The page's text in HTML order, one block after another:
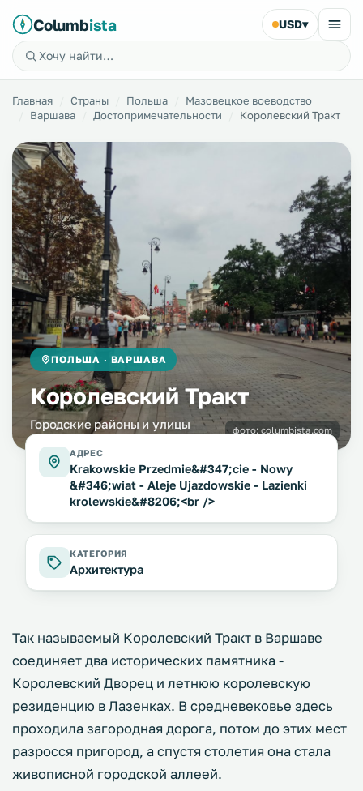
Columbista USD▾
Главная Страны Польша
Мазовецкое воеводство
Варшава
Достопримечательности Королевский Тракт
ПОЛЬША · ВАРШАВА
Королевский Тракт
Городские районы и улицы фото: columbista.com
АДРЕС
Krakowskie Przedmie&#347;cie - Nowy
&#346;wiat - Aleje Ujazdowskie - Lazienki
krolewskie&#8206;<br />
КАТЕГОРИЯ
Архитектура
Так называемый Королевский Тракт в Варшаве
соединяет два исторических памятника -
Королевский Дворец и летнюю королевскую
резиденцию в Лазенках. В средневековье здесь
проходила загородная дорога, потом до этих мест
разросся пригород, а спустя столетия она стала
живописной городской аллеей.